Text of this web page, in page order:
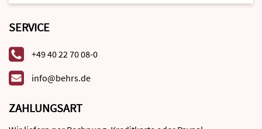
SERVICE
+49 40 22 70 08-0
info@behrs.de
ZAHLUNGSART